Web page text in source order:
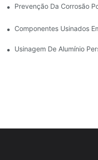
Prevenção Da Corrosão
Componentes Usinados
Usinagem De Alumínio